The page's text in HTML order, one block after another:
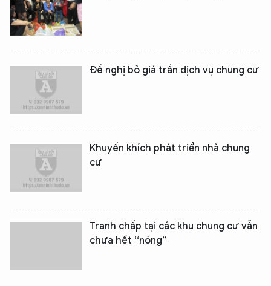
Đề nghị bỏ giá trần dịch vụ chung cư
Khuyến khích phát triển nhà chung
cư
Tranh chấp tại các khu chung cư vẫn
chưa hết ‘‘nóng”